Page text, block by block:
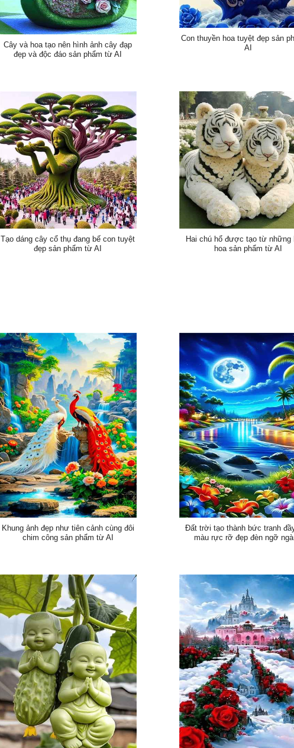
Cây và hoa tạo nên hình ảnh cây đạp
đẹp và độc đáo sản phẩm từ AI
Con thuyền hoa tuyệt đẹp sản
AI
Tạo dáng cây cổ thụ đang bế con tuyệt
đẹp sản phẩm từ AI
Hai chú hổ được tạo từ những
hoa sản phẩm từ AI
Khung ảnh đẹp như tiên cảnh cùng đôi
chim công sản phẩm từ AI
Đất trời tạo thành bức tranh
màu rực rỡ đẹp đèn ngỡ